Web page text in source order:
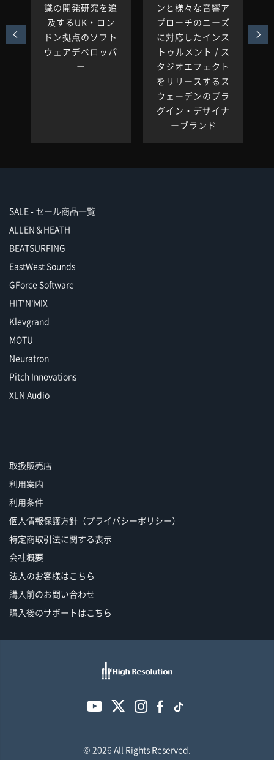
識の開発研究を追
及するUK・ロン
ドン拠点のソフト
ウェアデベロッパ
ー
ンと様々な音響ア
プローチのニーズ
に対応したインス
トゥルメント / ス
タジオエフェクト
をリリースするス
ウェーデンのプラ
グイン・デザイナ
ーブランド
© 2026 All Rights Reserved.
SALE - セール商品一覧
ALLEN＆HEATH
BEATSURFING
EastWest Sounds
GForce Software
HIT'N'MIX
Klevgrand
MOTU
Neuratron
Pitch Innovations
XLN Audio
取扱販売店
利用案内
利用条件
個人情報保護方針（プライバシーポリシー）
特定商取引法に関する表示
会社概要
法人のお客様はこちら
購入前のお問い合わせ
購入後のサポートはこちら